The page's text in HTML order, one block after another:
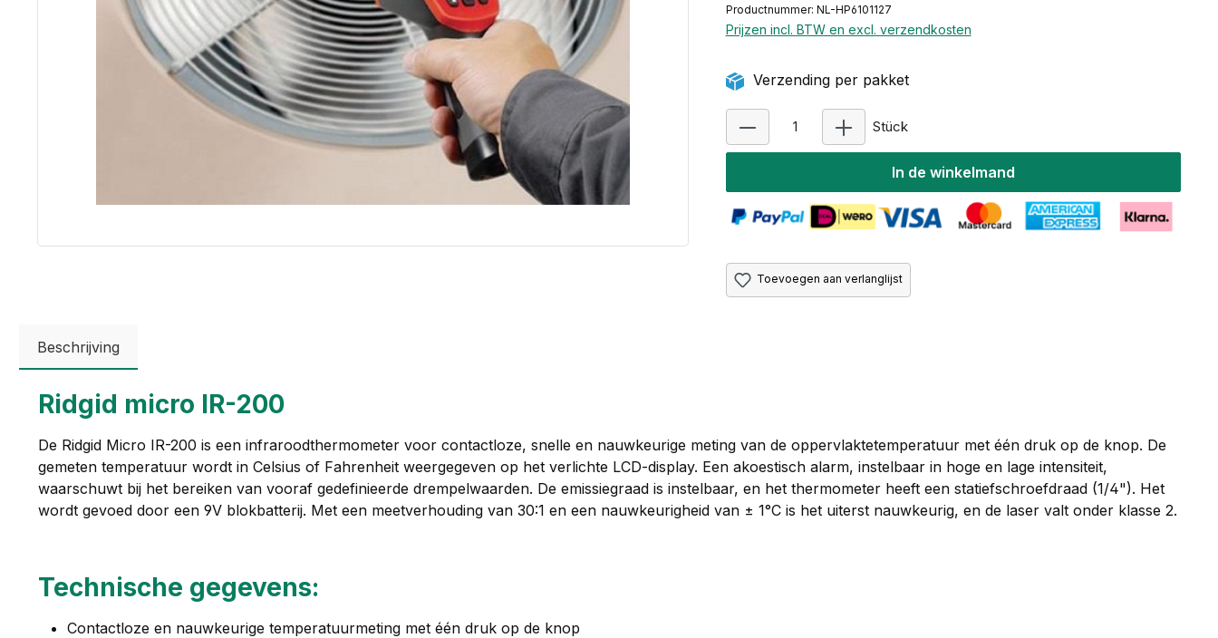
Productnummer: NL-HP6101127
Prijzen incl. BTW en excl. verzendkosten
Verzending per pakket
Stück
In de winkelmand
Toevoegen aan verlanglijst
Beschrijving
Ridgid micro IR-200
De Ridgid Micro IR-200 is een infraroodthermometer voor contactloze, snelle en nauwkeurige meting van de oppervlaktetemperatuur met één druk op de knop. De
gemeten temperatuur wordt in Celsius of Fahrenheit weergegeven op het verlichte LCD-display. Een akoestisch alarm, instelbaar in hoge en lage intensiteit,
waarschuwt bij het bereiken van vooraf gedefinieerde drempelwaarden. De emissiegraad is instelbaar, en het thermometer heeft een statiefschroefdraad (1/4"). Het
wordt gevoed door een 9V blokbatterij. Met een meetverhouding van 30:1 en een nauwkeurigheid van ± 1°C is het uiterst nauwkeurig, en de laser valt onder klasse 2.
Technische gegevens:
Contactloze en nauwkeurige temperatuurmeting met één druk op de knop